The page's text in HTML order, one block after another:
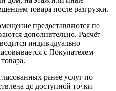
товара после разгрузки.
предоставляются по
дополнительно. Расчёт
индивидуально
с Покупателем
ранее услуг по
до доступной точки